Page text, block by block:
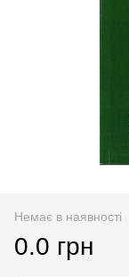
Немає в наявності
0.0 грн